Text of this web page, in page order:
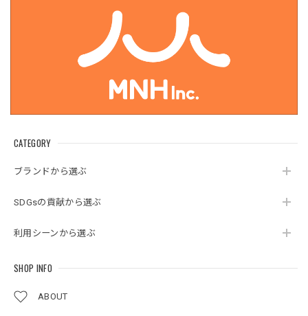
CATEGORY
ブランドから選ぶ
SDGsの貢献から選ぶ
利用シーンから選ぶ
SHOP INFO
ABOUT